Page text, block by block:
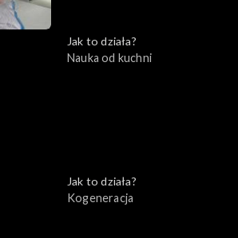
Jak to działa?
Nauka od kuchni
Jak to działa?
Kogeneracja